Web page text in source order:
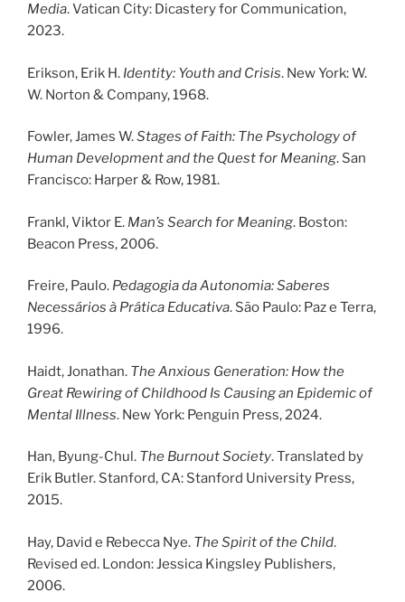
Media. Vatican City: Dicastery for Communication,
2023.
Erikson, Erik H. Identity: Youth and Crisis. New York: W.
W. Norton & Company, 1968.
Fowler, James W.Stages of Faith: The Psychology of
Human Development and the Quest for Meaning. San
Francisco: Harper & Row, 1981.
Frankl, Viktor E. Man’s Search for Meaning. Boston:
Beacon Press, 2006.
Freire, Paulo. Pedagogia da Autonomia: Saberes
Necessários à Prática Educativa. São Paulo: Paz e Terra,
1996.
Haidt, Jonathan. The Anxious Generation: How the
Great Rewiring of Childhood Is Causing an Epidemic of
Mental Illness. New York: Penguin Press, 2024.
Han, Byung-Chul. The Burnout Society. Translated by
Erik Butler. Stanford, CA: Stanford University Press,
2015.
Hay, David e Rebecca Nye. The Spirit of the Child.
Revised ed. London: Jessica Kingsley Publishers,
2006.